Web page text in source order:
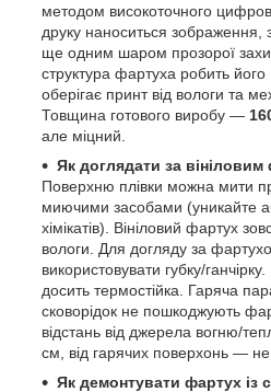
методом високоточного
друку наноситься зображення,
ще одним шаром прозорої
структура фартуха робить
оберігає принт від вологи та
Товщина готового виробу —
але міцний.
Як доглядати за
Поверхню плівки можна мити
миючими засобами (уникайте
хімікатів). Вініловий фартух
вологи. Для догляду за
використовувати губку/
досить термостійка. Гаряча
сковорідок не пошкоджують
відстань від джерела вогню/
см, від гарячих поверхонь —
Як демонтувати фартух із